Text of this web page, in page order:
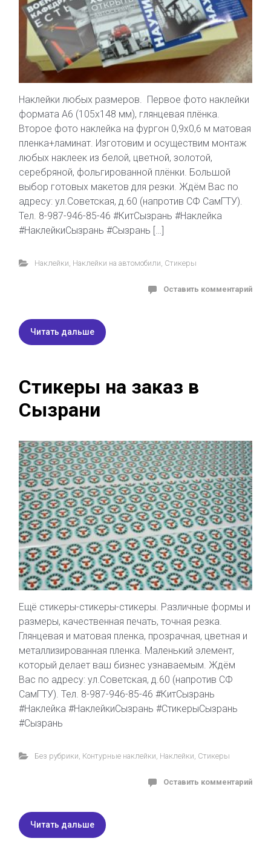
Наклейки любых размеров. Первое фото наклейки
формата А6 (105х148 мм), глянцевая плёнка.
Второе фото наклейка на фургон 0,9х0,6 м матовая
пленка+ламинат. Изготовим и осуществим монтаж
любых наклеек из белой, цветной, золотой,
серебряной, фольгированной плёнки. Большой
выбор готовых макетов для резки. Ждём Вас по
адресу: ул.Советская, д.60 (напротив СФ СамГТУ).
Тел. 8-987-946-85-46 #КитСызрань #Наклейка
#НаклейкиСызрань #Сызрань […]
Наклейки Наклейки на автомобили Стикеры
Оставить комментарий
Читать дальше
Стикеры на заказ в
Сызрани
Ещё стикеры-стикеры-стикеры. Различные формы и
размеры, качественная печать, точная резка.
Глянцевая и матовая пленка, прозрачная, цветная и
металлизированная пленка. Маленький элемент,
который делает ваш бизнес узнаваемым. Ждём
Вас по адресу: ул.Советская, д.60 (напротив СФ
СамГТУ). Тел. 8-987-946-85-46 #КитСызрань
#Наклейка #НаклейкиСызрань #СтикерыСызрань
#Сызрань
Без рубрики Контурные наклейки Наклейки Стикеры
Оставить комментарий
Читать дальше